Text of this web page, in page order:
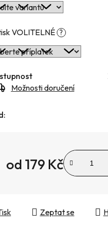
VOLITELNÉ ?
Možnosti doručení
od 179 Kč
Zeptat se